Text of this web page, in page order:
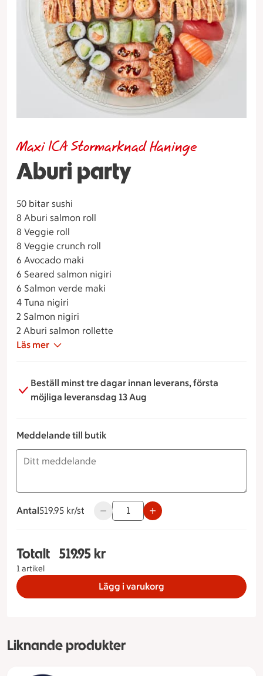
Aburi party
Maxi ICA Stormarknad Haninge
50 bitar sushi
8 Aburi salmon roll
8 Veggie roll
8 Veggie crunch roll
6 Avocado maki
6 Seared salmon nigiri
6 Salmon verde maki
4 Tuna nigiri
2 Salmon nigiri
2 Aburi salmon rollette
Läs mer
Beställ minst tre dagar innan leverans, första
möjliga leveransdag 13 Aug
Meddelande till butik
Antal
519.95 kronor styck
519.95 kr/st Använd knapparna för att minska
Totalt
1 artikel
Totalt 1 stycken Aburi Party, 519.95 kronor
519.95 kr
Lägg i varukorg
Liknande produkter